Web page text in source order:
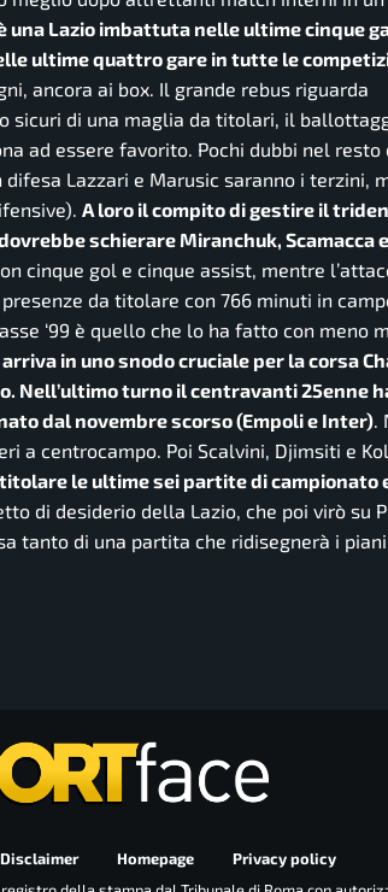
una Lazio imbattuta nelle ultime cinque
ultime quattro gare in tutte le
ancora ai box. Il grande rebus riguarda
sicuri di una maglia da titolari, il
ad essere favorito. Pochi dubbi nel resto
Lazzari e Marusic saranno i terzini,
A loro il compito di gestire il
schierare Miranchuk, Scamacca
cinque gol e cinque assist, mentre
da titolare con 766 minuti in
‘99 è quello che lo ha fatto con meno
in uno snodo cruciale per la corsa
Nell’ultimo turno il centravanti 25enne
dal novembre scorso (Empoli e Inter).
a centrocampo. Poi Scalvini, Djimsiti e
le ultime sei partite di campionato
di desiderio della Lazio, che poi virò su
tanto di una partita che ridisegnerà i
Disclaimer Homepage
Privacy policy